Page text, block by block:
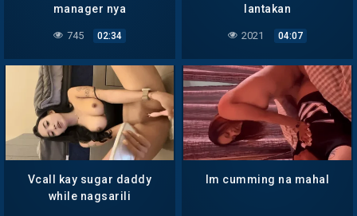
manager nya
745 02:34
lantakan
2021 04:07
Vcall kay sugar daddy
while nagsarili
Im cumming na mahal